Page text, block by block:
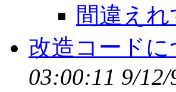
間違えれ
改造コード
03:00:11 9/12/